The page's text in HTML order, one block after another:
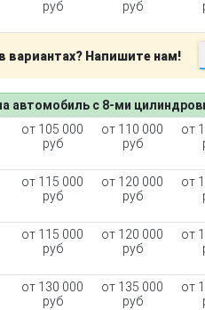
руб руб
вариантах? Напишите нам!
автомобиль с 8-ми
от 105 000
руб
от 110 000
руб
от
от 115 000
руб
от 120 000
руб
от
от 115 000
руб
от 120 000
руб
от
от 130 000
руб
от 135 000
руб
от